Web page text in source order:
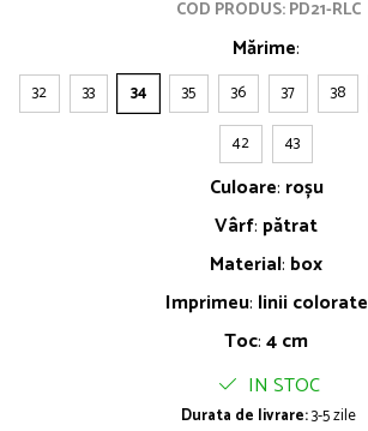
COD PRODUS: PD21-RLC
Mărime:
32 33 34 35 36 37 38
42
43
Culoare: roșu
Vârf: pătrat
Material: box
Imprimeu: linii colorate
Toc:4 cm
IN STOC
Durata de livrare:3-5 zile